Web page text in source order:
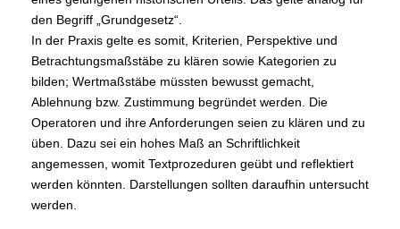
den Begriff „Grundgesetz“.
In der Praxis gelte es somit, Kriterien, Perspektive und
Betrachtungsmaßstäbe zu klären sowie Kategorien zu
bilden; Wertmaßstäbe müssten bewusst gemacht,
Ablehnung bzw. Zustimmung begründet werden. Die
Operatoren und ihre Anforderungen seien zu klären und zu
üben. Dazu sei ein hohes Maß an Schriftlichkeit
angemessen, womit Textprozeduren geübt und reflektiert
werden könnten. Darstellungen sollten daraufhin untersucht
werden.